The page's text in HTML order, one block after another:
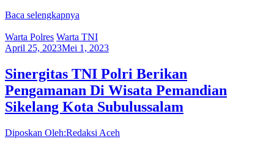
Baca selengkapnya
Warta Polres Warta TNI
April 25, 2023Mei 1, 2023
Sinergitas TNI Polri Berikan
Pengamanan Di Wisata Pemandian
Sikelang Kota Subulussalam
Diposkan Oleh:Redaksi Aceh